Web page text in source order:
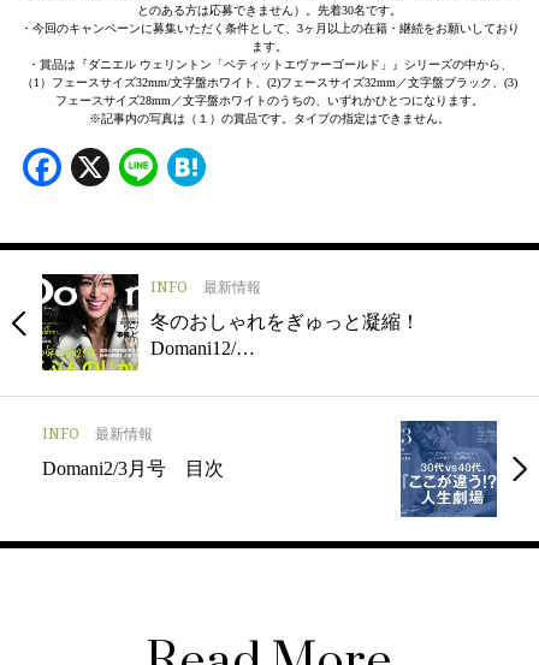
とのある方は応募できません）。先着30名です。
・今回のキャンペーンに募集いただく条件として、3ヶ月以上の在籍・継続をお願いしており
ます。
・賞品は『ダニエル ウェリントン「ペティットエヴァーゴールド」』シリーズの中から、
（1）フェースサイズ32mm/文字盤ホワイト、(2)フェースサイズ32mm／文字盤ブラック、(3)
フェースサイズ28mm／文字盤ホワイトのうちの、いずれかひとつになります。
※記事内の写真は（１）の賞品です。タイプの指定はできません。
Facebook
X Line
INFO 最新情報
冬のおしゃれをぎゅっと凝縮！
Domani12/…
INFO 最新情報
Domani2/3月号 目次